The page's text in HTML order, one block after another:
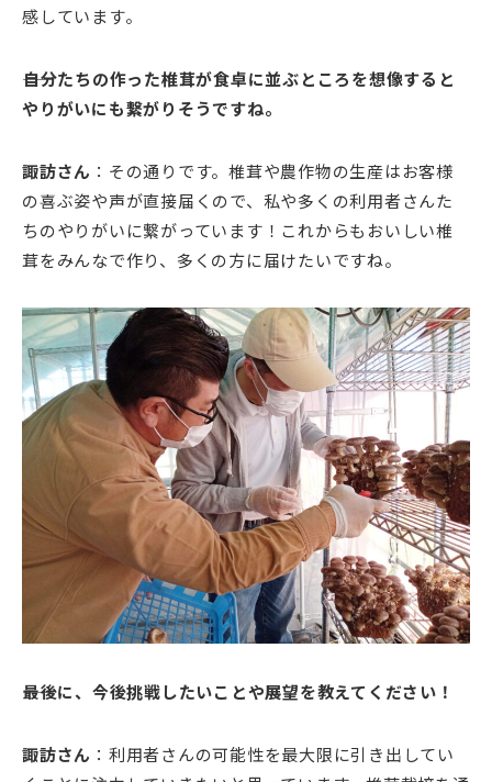
感しています。
――自分たちの作った椎茸が食卓に並ぶところを想像すると
やりがいにも繋がりそうですね。
諏訪さん ：その通りです。椎茸や農作物の生産はお客様
の喜ぶ姿や声が直接届くので、私や多くの利用者さんた
ちのやりがいに繋がっています！これからもおいしい椎
茸をみんなで作り、多くの方に届けたいですね。
――最後に、今後挑戦したいことや展望を教えてください！
諏訪さん ：利用者さんの可能性を最大限に引き出してい